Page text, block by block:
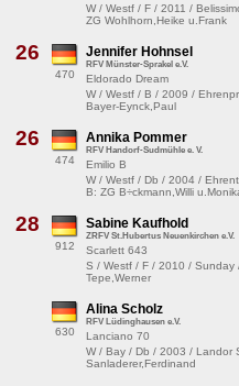
W / Westf / F / 2011 /
ZG Wohlhorn,Heike u.Frank
26
470
Jennifer Hohnsel
RFV Münster-Sprakel e.V.
Eldorado Dream
W / Westf / B / 2009 /
Bayer-Eynck,Paul
26
474
Annika Pommer
RFV Handorf-Sudmühle e. V.
Emilio B
W / Westf / Db / 2004 /
B: ZG B÷ckmann,Willi
28
912
Sabine Kaufhold
ZRFV St.Hubertus Neuenkirchen e.V.
Scarlett 643
S / Westf / F / 2010 /
Tepe,Werner
630
Alina Scholz
RFV Lüdinghausen e.V.
Lanciano 70
W / Bay / Db / 2003 / Landor
Sanladerer,Ferdinand